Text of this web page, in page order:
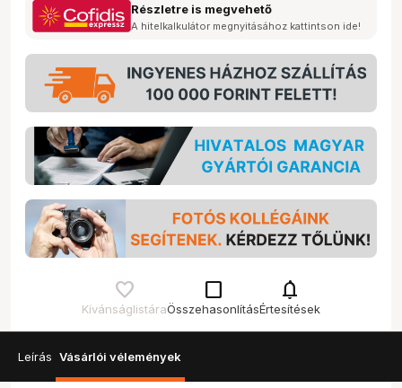
Részletre is megvehető
A hitelkalkulátor megnyitásához kattintson ide!
Kívánságlistára
check_box_outline_blank
Összehasonlítás
notifications
Értesítések
Leírás Vásárlói vélemények